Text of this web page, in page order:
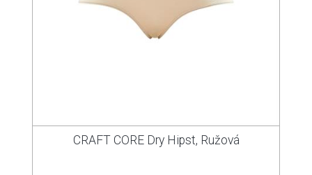
CRAFT CORE Dry Hipst, Ružová